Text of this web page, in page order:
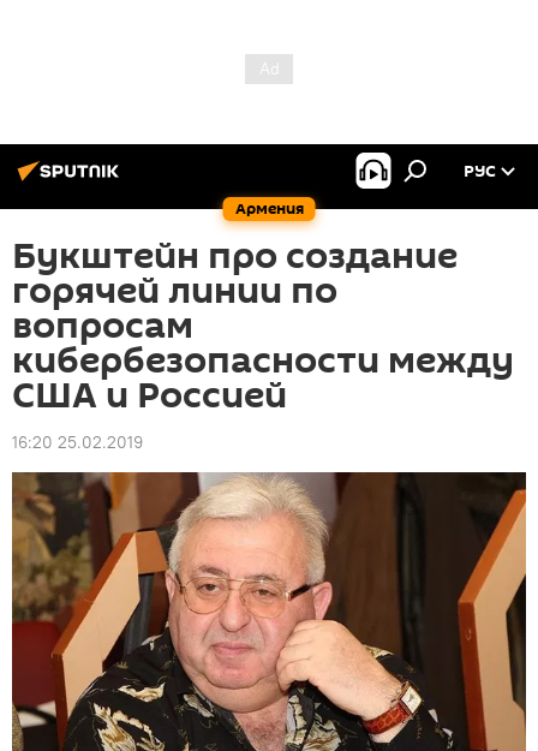
Армения
РУС
Букштейн про создание
горячей линии по
вопросам
кибербезопасности между
США и Россией
16:20 25.02.2019